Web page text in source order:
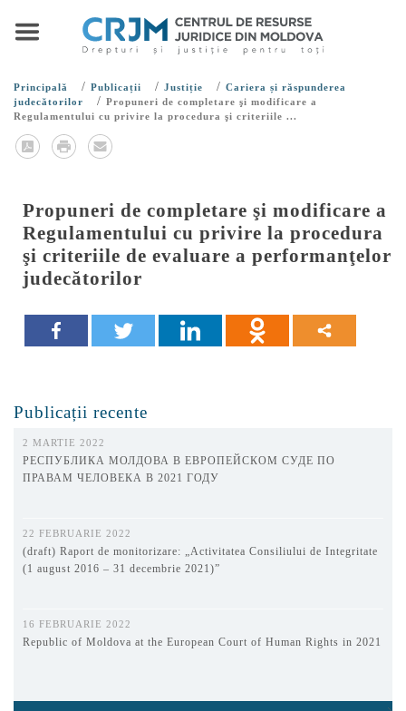
Principală / Publicații / Justiție / Cariera și răspunderea
judecătorilor
/ Propuneri de completare şi modificare a
Regulamentului cu privire la procedura şi criteriile ...
Propuneri de completare şi modificare a
Regulamentului cu privire la procedura
şi criteriile de evaluare a performanţelor
judecătorilor
Publicații recente
2 MARTIE 2022
РЕСПУБЛИКА МОЛДОВА В ЕВРОПЕЙСКОМ СУДЕ ПО
ПРАВАМ ЧЕЛОВЕКА В 2021 ГОДУ
22 FEBRUARIE 2022
(draft) Raport de monitorizare: „Activitatea Consiliului de Integritate
(1 august 2016 – 31 decembrie 2021)”
16 FEBRUARIE 2022
Republic of Moldova at the European Court of Human Rights in 2021